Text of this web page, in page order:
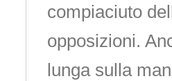
compiaciuto
opposizioni.
lunga sulla